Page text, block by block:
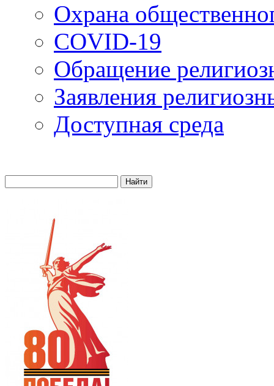
Охрана
COVID-19
Обращение
Заявления
Доступная среда
Найти